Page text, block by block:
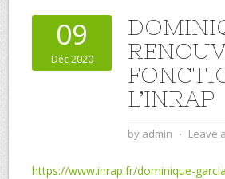
09
Déc 2020
L’INRAP
by admin ⋅ Leave
https://www.inrap.fr/dominique-